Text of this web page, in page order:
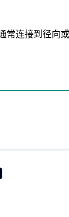
常连接到径向